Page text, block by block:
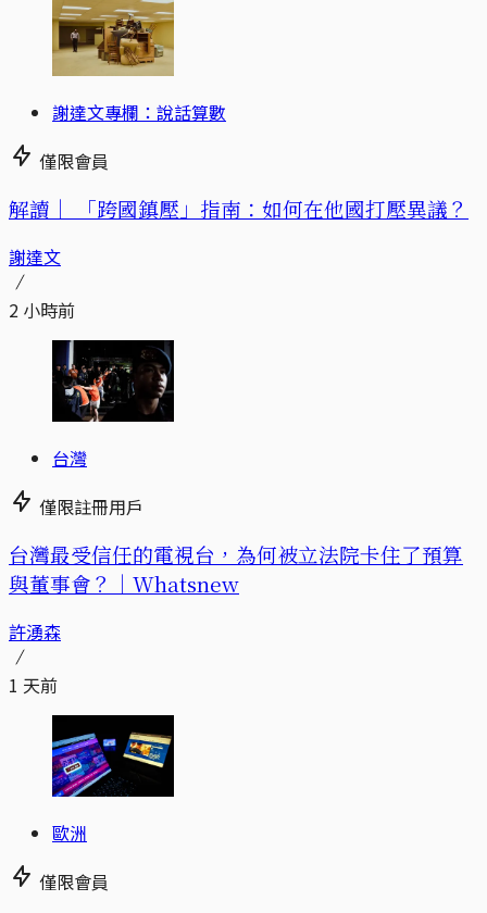
謝達文專欄：說話算數
僅限會員
解讀｜ 「跨國鎮壓」指南：如何在他國打壓異議？
謝達文
2 小時前
台灣
僅限註冊用戶
台灣最受信任的電視台，為何被立法院卡住了預算
與董事會？｜Whatsnew
許湧森
1 天前
歐洲
僅限會員